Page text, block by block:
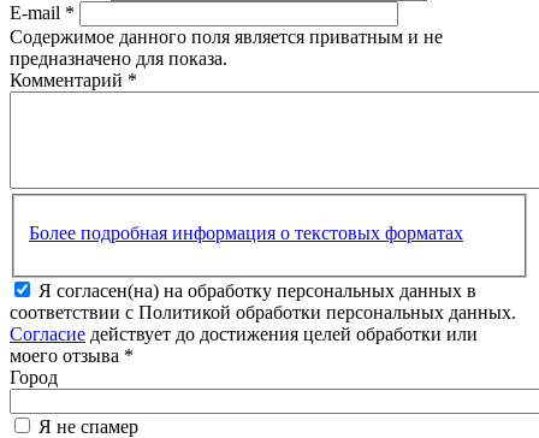
E-mail *
Содержимое данного поля является приватным и не
предназначено для показа.
Комментарий *
Более подробная информация о текстовых форматах
Я согласен(на) на обработку персональных данных в
соответствии с Политикой обработки персональных данных.
Согласие действует до достижения целей обработки или
моего отзыва *
Город
Я не спамер